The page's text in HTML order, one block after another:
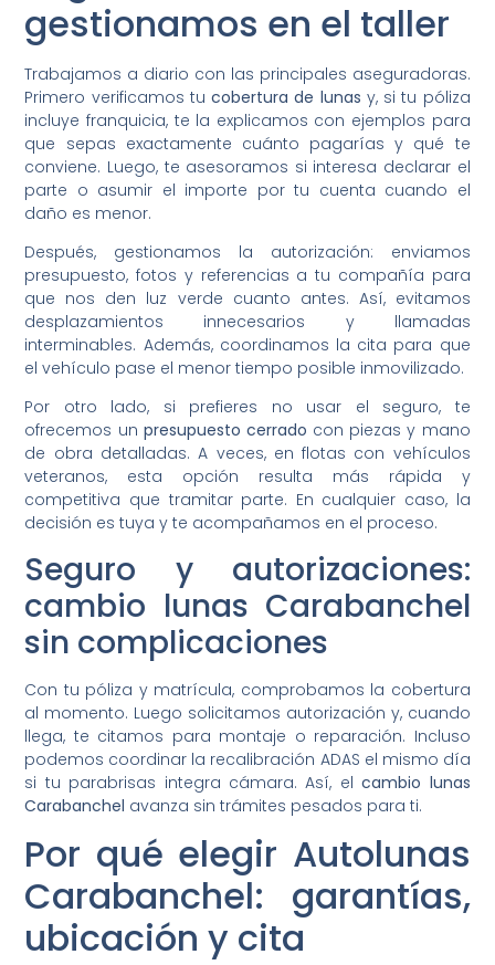
gestionamos en el taller
Trabajamos a diario con las principales aseguradoras.
Primero verificamos tucobertura de lunas y, si tu póliza
incluye franquicia, te la explicamos con ejemplos para
que sepas exactamente cuánto pagarías y qué te
conviene. Luego, te asesoramos si interesa declarar el
parte o asumir el importe por tu cuenta cuando el
daño es menor.
Después, gestionamos la autorización: enviamos
presupuesto, fotos y referencias a tu compañía para
que nos den luz verde cuanto antes. Así, evitamos
desplazamientos innecesarios y llamadas
interminables. Además, coordinamos la cita para que
el vehículo pase el menor tiempo posible inmovilizado.
Por otro lado, si prefieres no usar el seguro, te
ofrecemos un presupuesto cerrado con piezas y mano
de obra detalladas. A veces, en flotas con vehículos
veteranos, esta opción resulta más rápida y
competitiva que tramitar parte. En cualquier caso, la
decisión es tuya y te acompañamos en el proceso.
Seguro y autorizaciones:
cambio lunas Carabanchel
sin complicaciones
Con tu póliza y matrícula, comprobamos la cobertura
al momento. Luego solicitamos autorización y, cuando
llega, te citamos para montaje o reparación. Incluso
podemos coordinar la recalibración ADAS el mismo día
si tu parabrisas integra cámara. Así, elcambio lunas
Carabanchel avanza sin trámites pesados para ti.
Por qué elegir Autolunas
Carabanchel: garantías,
ubicación y cita